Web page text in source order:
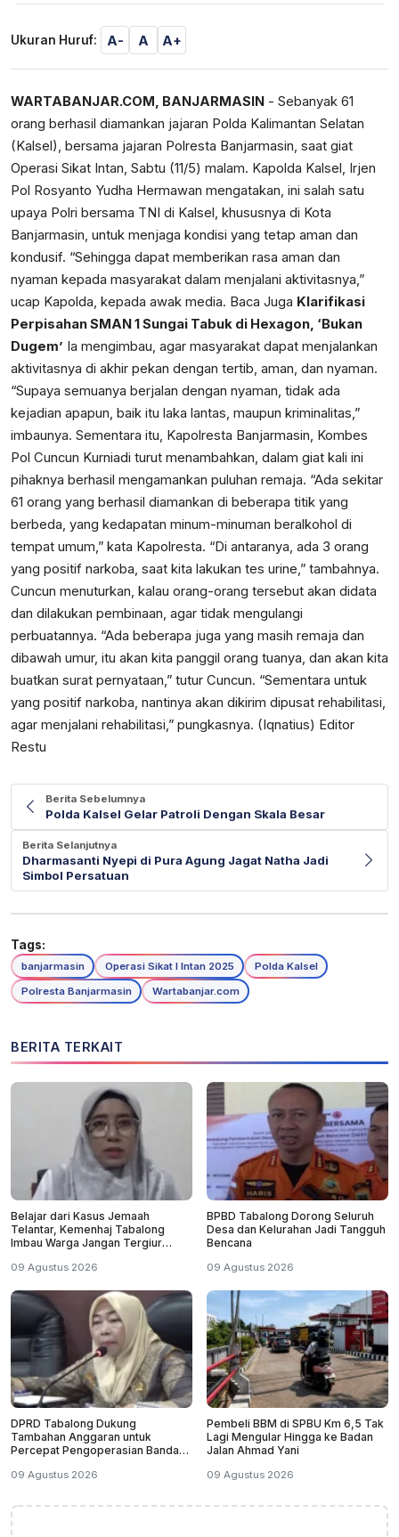
Ukuran Huruf: A- A A+
WARTABANJAR.COM, BANJARMASIN - Sebanyak 61
orang berhasil diamankan jajaran Polda Kalimantan Selatan
(Kalsel), bersama jajaran Polresta Banjarmasin, saat giat
Operasi Sikat Intan, Sabtu (11/5) malam. Kapolda Kalsel, Irjen
Pol Rosyanto Yudha Hermawan mengatakan, ini salah satu
upaya Polri bersama TNI di Kalsel, khususnya di Kota
Banjarmasin, untuk menjaga kondisi yang tetap aman dan
kondusif. “Sehingga dapat memberikan rasa aman dan
nyaman kepada masyarakat dalam menjalani aktivitasnya,”
ucap Kapolda, kepada awak media. Baca Juga Klarifikasi
Perpisahan SMAN 1 Sungai Tabuk di Hexagon, ‘Bukan
Dugem’ Ia mengimbau, agar masyarakat dapat menjalankan
aktivitasnya di akhir pekan dengan tertib, aman, dan nyaman.
“Supaya semuanya berjalan dengan nyaman, tidak ada
kejadian apapun, baik itu laka lantas, maupun kriminalitas,”
imbaunya. Sementara itu, Kapolresta Banjarmasin, Kombes
Pol Cuncun Kurniadi turut menambahkan, dalam giat kali ini
pihaknya berhasil mengamankan puluhan remaja. “Ada sekitar
61 orang yang berhasil diamankan di beberapa titik yang
berbeda, yang kedapatan minum-minuman beralkohol di
tempat umum,” kata Kapolresta. “Di antaranya, ada 3 orang
yang positif narkoba, saat kita lakukan tes urine,” tambahnya.
Cuncun menuturkan, kalau orang-orang tersebut akan didata
dan dilakukan pembinaan, agar tidak mengulangi
perbuatannya. “Ada beberapa juga yang masih remaja dan
dibawah umur, itu akan kita panggil orang tuanya, dan akan kita
buatkan surat pernyataan,” tutur Cuncun. “Sementara untuk
yang positif narkoba, nantinya akan dikirim dipusat rehabilitasi,
agar menjalani rehabilitasi,” pungkasnya. (Iqnatius) Editor
Restu
Berita Sebelumnya
Polda Kalsel Gelar Patroli Dengan Skala Besar
Berita Selanjutnya
Dharmasanti Nyepi di Pura Agung Jagat Natha Jadi
Simbol Persatuan
Tags:
banjarmasin Operasi Sikat I Intan 2025
Polda Kalsel
Polresta Banjarmasin
Wartabanjar.com
BERITA TERKAIT
Belajar dari Kasus Jemaah
Telantar, Kemenhaj Tabalong
Imbau Warga Jangan Tergiur
09 Agustus 2026
BPBD Tabalong Dorong Seluruh
Desa dan Kelurahan Jadi Tangguh
Bencana
09 Agustus 2026
DPRD Tabalong Dukung
Tambahan Anggaran untuk
Percepat Pengoperasian Bandara
09 Agustus 2026
Pembeli BBM di SPBU Km 6,5 Tak
Lagi Mengular Hingga ke Badan
Jalan Ahmad Yani
09 Agustus 2026